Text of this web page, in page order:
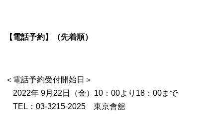
【電話予約】（先着順）
＜電話予約受付開始日＞
2022年 9月22日（金）10：00より18：00まで
TEL：03-3215-2025 東京會舘